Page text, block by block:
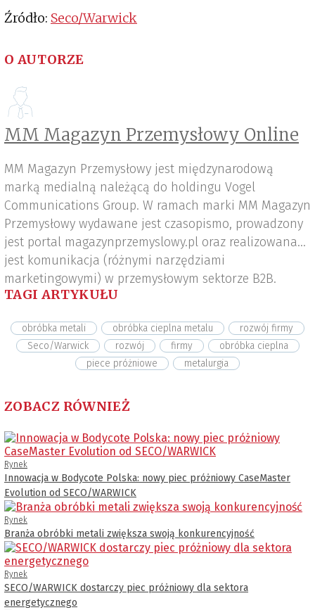
Źródło: Seco/Warwick
O AUTORZE
MM Magazyn Przemysłowy Online
MM Magazyn Przemysłowy jest międzynarodową
marką medialną należącą do holdingu Vogel
Communications Group. W ramach marki MM Magazyn
Przemysłowy wydawane jest czasopismo, prowadzony
jest portal magazynprzemyslowy.pl oraz realizowana
jest komunikacja (różnymi narzędziami
marketingowymi) w przemysłowym sektorze B2B.
TAGI ARTYKUŁU
obróbka metali obróbka cieplna metalu
rozwój firmy
Seco/Warwick
rozwój firmy
obróbka cieplna
piece próżniowe
metalurgia
ZOBACZ RÓWNIEŻ
Rynek
Innowacja w Bodycote Polska: nowy piec próżniowy CaseMaster
Evolution od SECO/WARWICK
Rynek
Branża obróbki metali zwiększa swoją konkurencyjność
Rynek
SECO/WARWICK dostarczy piec próżniowy dla sektora
energetycznego